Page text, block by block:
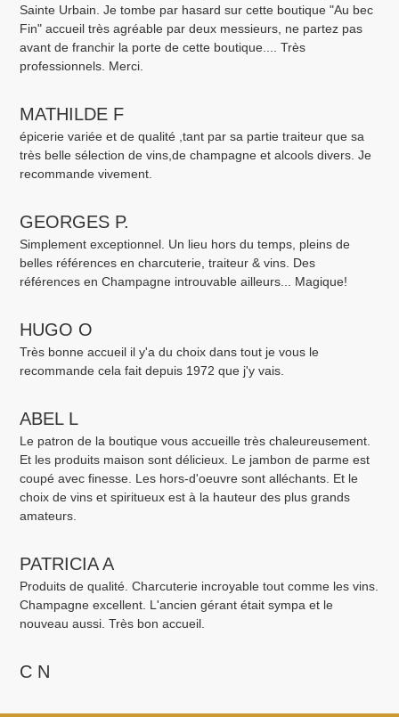
Sainte Urbain. Je tombe par hasard sur cette boutique "Au bec
Fin" accueil très agréable par deux messieurs, ne partez pas
avant de franchir la porte de cette boutique.... Très
professionnels. Merci.
MATHILDE F
épicerie variée et de qualité ,tant par sa partie traiteur que sa
très belle sélection de vins,de champagne et alcools divers. Je
recommande vivement.
GEORGES P.
Simplement exceptionnel. Un lieu hors du temps, pleins de
belles références en charcuterie, traiteur & vins. Des
références en Champagne introuvable ailleurs... Magique!
HUGO O
Très bonne accueil il y'a du choix dans tout je vous le
recommande cela fait depuis 1972 que j'y vais.
ABEL L
Le patron de la boutique vous accueille très chaleureusement.
Et les produits maison sont délicieux. Le jambon de parme est
coupé avec finesse. Les hors-d'oeuvre sont alléchants. Et le
choix de vins et spiritueux est à la hauteur des plus grands
amateurs.
PATRICIA A
Produits de qualité. Charcuterie incroyable tout comme les vins.
Champagne excellent. L'ancien gérant était sympa et le
nouveau aussi. Très bon accueil.
C N